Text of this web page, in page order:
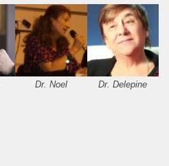
Dr. Noel Dr. Delepine